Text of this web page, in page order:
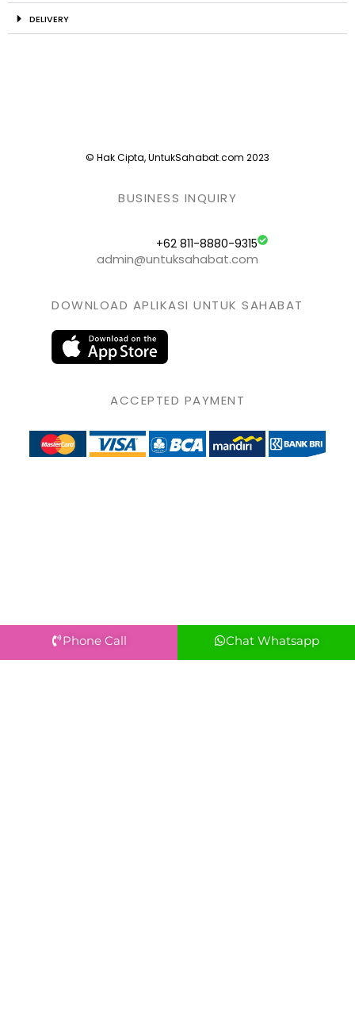
DELIVERY
© Hak Cipta, UntukSahabat.com 2023
BUSINESS INQUIRY
+62 811-8880-9315
admin@untuksahabat.com
DOWNLOAD APLIKASI UNTUK SAHABAT
ACCEPTED PAYMENT
Phone Call Chat Whatsapp